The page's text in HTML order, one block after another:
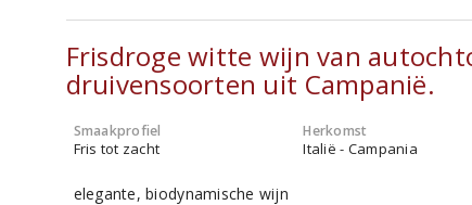
Frisdroge witte wijn van
druivensoorten uit Campanië.
Smaakprofiel
Fris tot zacht
Herkomst
Italië - Campania
elegante, biodynamische wijn